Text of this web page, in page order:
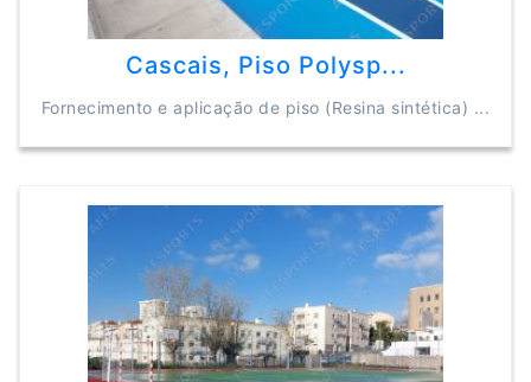
Cascais, Piso Polysp...
Fornecimento e aplicação de piso (Resina sintética) ...